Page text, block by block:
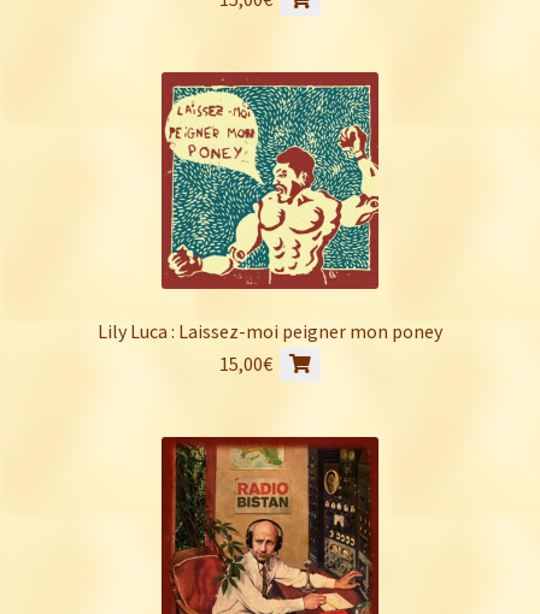
Lily Luca : Laissez-moi peigner mon poney
15,00€